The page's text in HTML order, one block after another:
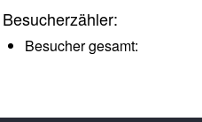
Besucherzähler:
Besucher gesamt: